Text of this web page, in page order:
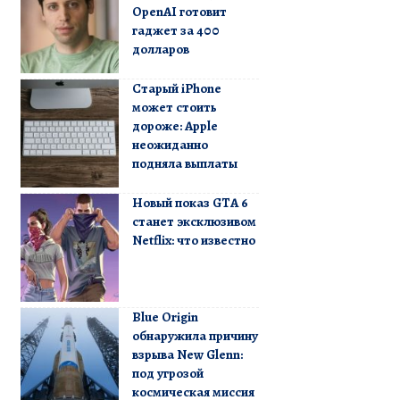
OpenAI готовит
гаджет за 400
долларов
Старый iPhone
может стоить
дороже: Apple
неожиданно
подняла выплаты
Новый показ GTA 6
станет эксклюзивом
Netflix: что известно
Blue Origin
обнаружила причину
взрыва New Glenn:
под угрозой
космическая миссия